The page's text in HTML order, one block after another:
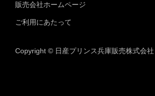
販売会社ホームページ
ご利用にあたって
Copyright © 日産プリンス兵庫販売株式会社